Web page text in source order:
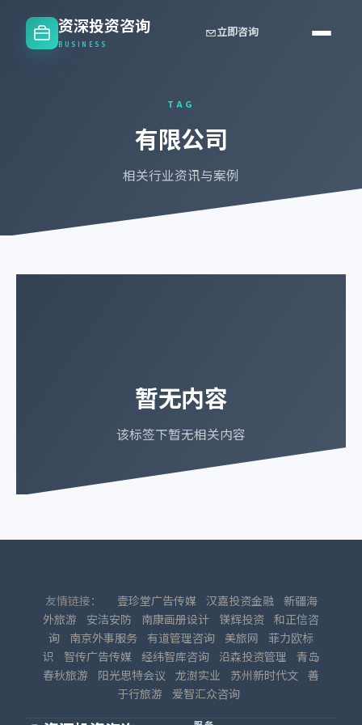
资深投资咨询
BUSINESS
立即咨询
TAG
有限公司
相关行业资讯与案例
暂无内容
该标签下暂无相关内容
友情链接： 壹珍堂广告传媒 汉嘉投资金融
新疆海
外旅游
安洁安防 南康画册设计 镁辉投资 和正信咨
询
南京外事服务 有道管理咨询 美旅网
菲力欧标
识
智传广告传媒 经纬智库咨询 沿森投资管理
青岛
春秋旅游
阳光思特会议 龙澍实业 苏州新时代文 善
于行旅游
爱智汇众咨询